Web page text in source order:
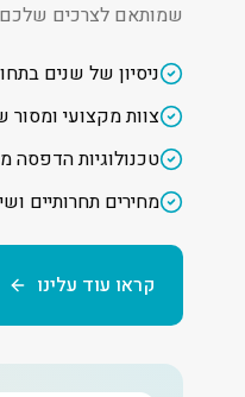
שמותאם לצרכים
ניסיון של שנים
צוות מקצועי
טכנולוגיות הדפסה
מחירים תחרותיים
קראו עוד עלינו